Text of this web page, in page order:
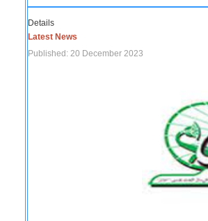
Details
Latest News
Published: 20 December 2023